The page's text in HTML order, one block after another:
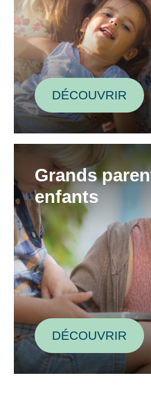
DÉCOUVRIR
Grands
enfants
DÉCOUVRIR